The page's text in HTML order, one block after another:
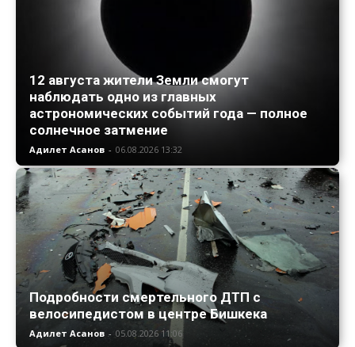
12 августа жители Земли смогут
наблюдать одно из главных
астрономических событий года — полное
солнечное затмение
Адилет Асанов - 06.08.2026 13:32
Подробности смертельного ДТП с
велосипедистом в центре Бишкека
Адилет Асанов - 05.08.2026 11:06